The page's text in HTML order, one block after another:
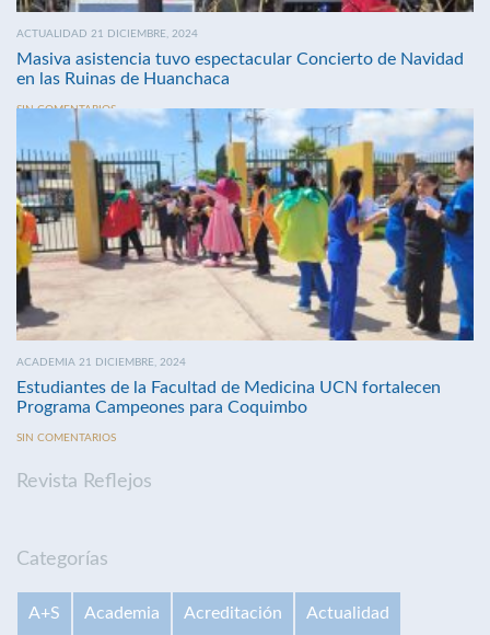
ACTUALIDAD 21 DICIEMBRE, 2024
Masiva asistencia tuvo espectacular Concierto de Navidad
en las Ruinas de Huanchaca
SIN COMENTARIOS
ACADEMIA 21 DICIEMBRE, 2024
Estudiantes de la Facultad de Medicina UCN fortalecen
Programa Campeones para Coquimbo
SIN COMENTARIOS
Revista Reflejos
Categorías
A+S Academia Acreditación Actualidad